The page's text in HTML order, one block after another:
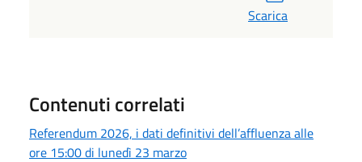
Scarica
Contenuti correlati
Referendum 2026, i dati definitivi dell’affluenza alle
ore 15:00 di lunedì 23 marzo